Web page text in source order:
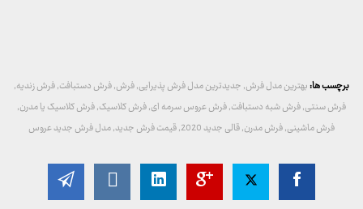
برچسب ها:بهترین مدل فرش,جدیدترین مدل فرش پذیرایی,فرش,فرش دستبافت,فرش زندیه,
فرش سنتی,فرش شبه دستبافت,فرش عروس سرمه ای,فرش کلاسیک,فرش کلاسیک یا مدرن,
فرش ماشینی,فرش مدرن,قالی جدید 2020 ,قیمت فرش جدید,مدل فرش جدید عروس